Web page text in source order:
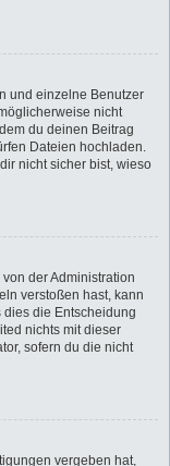
und einzelne Benutzer
nicht
du deinen Beitrag
Dateien hochladen.
nicht sicher bist, wieso
der Administration
verstoßen hast, kann
die Entscheidung
nichts mit dieser
sofern du die nicht
vergeben hat,